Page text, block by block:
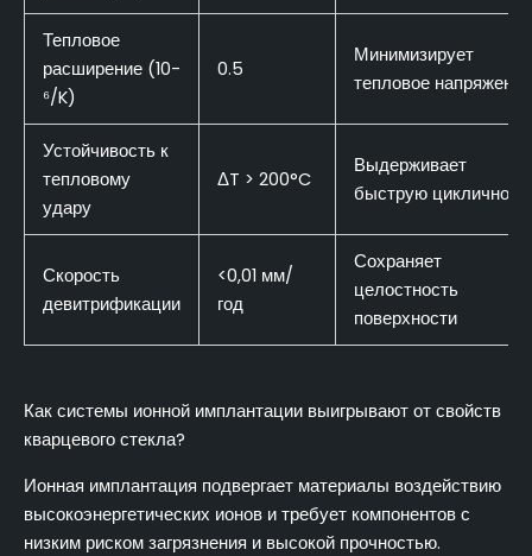
Тепловое
расширение (10-
⁶/K)
0.5
Минимизирует
тепловое напряжение
Устойчивость к
тепловому
удару
ΔT > 200°C
Выдерживает
быструю
Скорость
девитрификации
<0,01 мм/
год
Сохраняет
целостность
поверхности
Как системы ионной имплантации выигрывают от свойств
кварцевого стекла?
Ионная имплантация подвергает материалы воздействию
высокоэнергетических ионов и требует компонентов с
низким риском загрязнения и высокой прочностью.